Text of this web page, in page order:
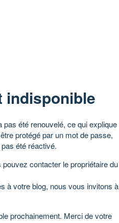
indisponible
pas été renouvelé, ce qui explique
protégé par un mot de passe,
été réactivé.
contacter le propriétaire du
à votre blog, nous vous invitons à
prochainement. Merci de votre